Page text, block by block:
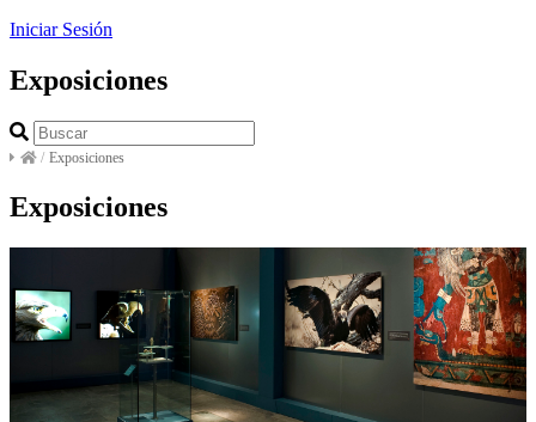
Iniciar Sesión
Exposiciones
/ Exposiciones
Exposiciones